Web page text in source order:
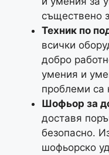
съществено
Техник по
всички
добро
умения и
проблеми са
Шофьор за
доставя
безопасно.
шофьорско